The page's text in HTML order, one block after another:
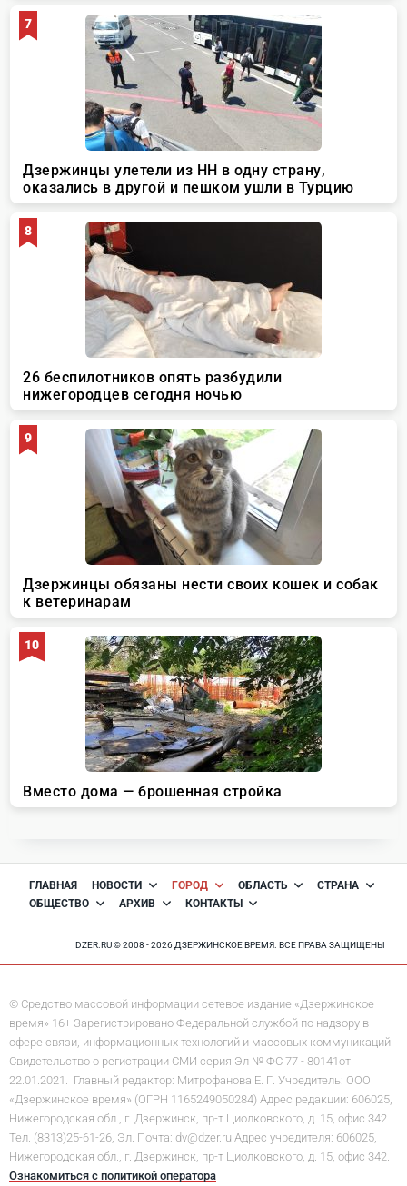
ГЛАВНАЯ НОВОСТИ ГОРОД ОБЛАСТЬ
СТРАНА
ОБЩЕСТВО
АРХИВ КОНТАКТЫ
DZER.RU © 2008 - 2026 ДЗЕРЖИНСКОЕ ВРЕМЯ. ВСЕ ПРАВА ЗАЩИЩЕНЫ
© Средство массовой информации сетевое издание «Дзержинское
время» 16+ Зарегистрировано Федеральной службой по надзору в
сфере связи, информационных технологий и массовых коммуникаций.
Свидетельство о регистрации СМИ серия Эл № ФС 77 - 80141от
22.01.2021. Главный редактор: Митрофанова Е. Г. Учредитель: ООО
«Дзержинское время» (ОГРН 1165249050284) Адрес редакции: 606025,
Нижегородская обл., г. Дзержинск, пр-т Циолковского, д. 15, офис 342
Тел. (8313)25-61-26, Эл. Почта: dv@dzer.ru Адрес учредителя: 606025,
Нижегородская обл., г. Дзержинск, пр-т Циолковского, д. 15, офис 342.
Ознакомиться с политикой оператора